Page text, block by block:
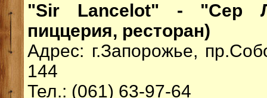
"Sir Lancelot" - "Сер
пиццерия, ресторан)
Адрес: г.Запорожье,
144
Тел.: (061) 63-97-64